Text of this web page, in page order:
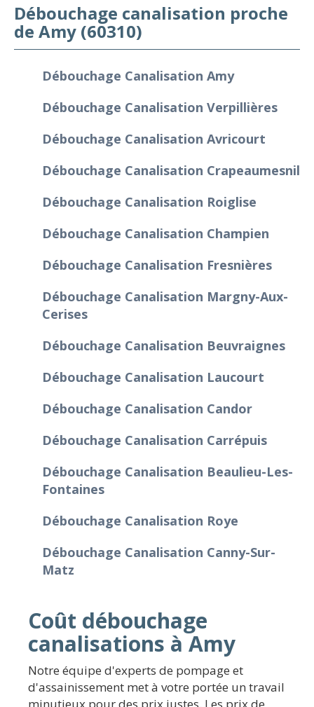
Débouchage canalisation proche
de Amy (60310)
Débouchage Canalisation Amy
Débouchage Canalisation Verpillières
Débouchage Canalisation Avricourt
Débouchage Canalisation Crapeaumesnil
Débouchage Canalisation Roiglise
Débouchage Canalisation Champien
Débouchage Canalisation Fresnières
Débouchage Canalisation Margny-Aux-
Cerises
Débouchage Canalisation Beuvraignes
Débouchage Canalisation Laucourt
Débouchage Canalisation Candor
Débouchage Canalisation Carrépuis
Débouchage Canalisation Beaulieu-Les-
Fontaines
Débouchage Canalisation Roye
Débouchage Canalisation Canny-Sur-
Matz
Coût débouchage
canalisations à Amy
Notre équipe d'experts de pompage et
d'assainissement met à votre portée un travail